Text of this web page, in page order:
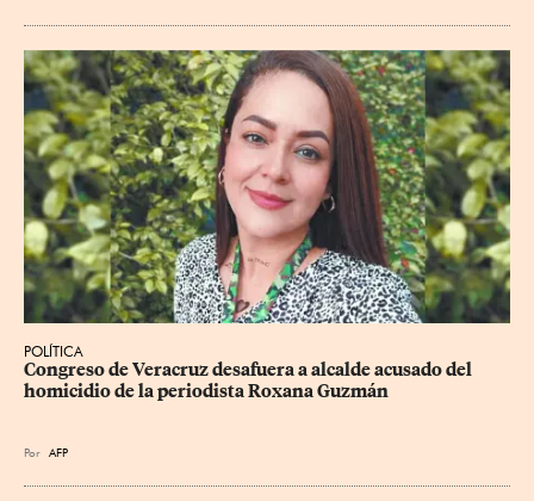
POLÍTICA
Congreso de Veracruz desafuera a alcalde acusado del
homicidio de la periodista Roxana Guzmán
Por AFP